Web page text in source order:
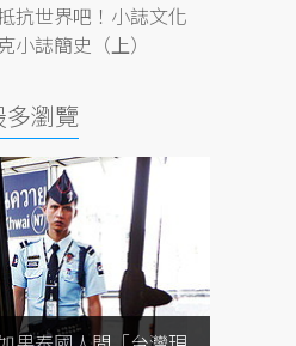
抗世界吧！小誌文化
小誌簡史（上）
多瀏覽